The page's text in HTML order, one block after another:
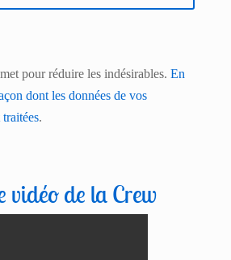
pour réduire les indésirables. En
dont les données de vos
.
vidéo de la Crew